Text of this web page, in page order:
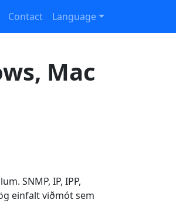
Contact Language
Mac
SNMP, IP, IPP,
einfalt viðmót sem